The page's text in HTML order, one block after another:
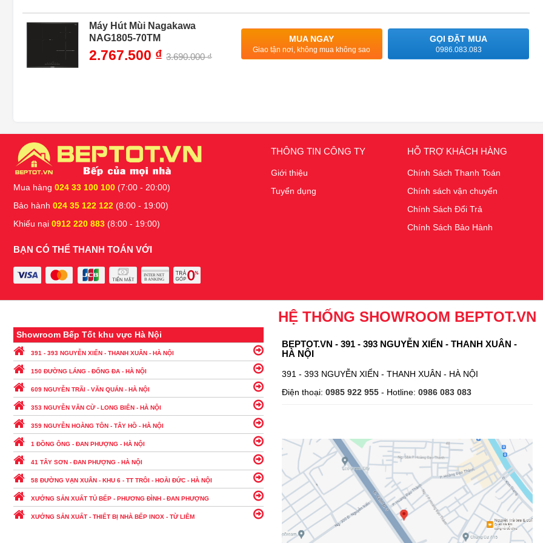
Máy Hút Mùi Nagakawa
NAG1805-70TM
2.767.500 ₫ 3.690.000 ₫
MUA NGAY
Giao tận nơi, không mua không sao
GỌI ĐẶT MUA
0986.083.083
Mua hàng 024 33 100 100 (7:00 - 20:00)
Bảo hành 024 35 122 122 (8:00 - 19:00)
Khiếu nại 0912 220 883 (8:00 - 19:00)
BẠN CÓ THỂ THANH TOÁN VỚI
THÔNG TIN CÔNG TY
Giới thiệu
Tuyển dụng
HỖ TRỢ KHÁCH HÀNG
Chính Sách Thanh Toán
Chính sách vận chuyển
Chính Sách Đổi Trả
Chính Sách Bảo Hành
HỆ THỐNG SHOWROOM BEPTOT.VN
Showroom Bếp Tốt khu vực Hà Nội
391 - 393 NGUYỄN XIỂN - THANH XUÂN - HÀ NỘI
150 ĐƯỜNG LÁNG - ĐỐNG ĐA - HÀ NỘI
609 NGUYỄN TRÃI - VĂN QUÁN - HÀ NỘI
353 NGUYỄN VĂN CỪ - LONG BIÊN - HÀ NỘI
359 NGUYỄN HOÀNG TÔN - TÂY HỒ - HÀ NỘI
1 ĐỒNG ÔNG - ĐAN PHƯỢNG - HÀ NỘI
41 TÂY SƠN - ĐAN PHƯỢNG - HÀ NỘI
58 ĐƯỜNG VẠN XUÂN - KHU 6 - TT TRÔI - HOÀI ĐỨC - HÀ NỘI
XƯỞNG SẢN XUẤT TỦ BẾP - PHƯƠNG ĐÌNH - ĐAN PHƯỢNG
XƯỞNG SẢN XUẤT - THIẾT BỊ NHÀ BẾP INOX - TỪ LIÊM
BEPTOT.VN - 391 - 393 NGUYỄN XIỂN - THANH XUÂN -
HÀ NỘI
391 - 393 NGUYỄN XIỂN - THANH XUÂN - HÀ NỘI
Điện thoại:0985 922 955- Hotline:0986 083 083